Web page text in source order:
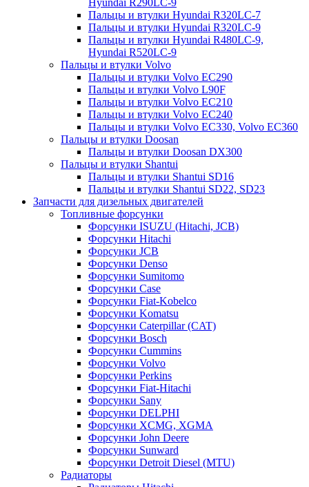
Пальцы и втулки Hyundai R320LC-7
Пальцы и втулки Hyundai R320LC-9
Пальцы и втулки Hyundai R480LC-9,
Hyundai R520LC-9
Пальцы и втулки Volvo
Пальцы и втулки Volvo EC290
Пальцы и втулки Volvo L90F
Пальцы и втулки Volvo EC210
Пальцы и втулки Volvo EC240
Пальцы и втулки Volvo EC330, Volvo EC360
Пальцы и втулки Doosan
Пальцы и втулки Doosan DX300
Пальцы и втулки Shantui
Пальцы и втулки Shantui SD16
Пальцы и втулки Shantui SD22, SD23
Запчасти для дизельных двигателей
Топливные форсунки
Форсунки ISUZU (Hitachi, JCB)
Форсунки Hitachi
Форсунки JCB
Форсунки Denso
Форсунки Sumitomo
Форсунки Case
Форсунки Fiat-Kobelco
Форсунки Komatsu
Форсунки Caterpillar (CAT)
Форсунки Bosch
Форсунки Cummins
Форсунки Volvo
Форсунки Perkins
Форсунки Fiat-Hitachi
Форсунки Sany
Форсунки DELPHI
Форсунки XCMG, XGMA
Форсунки John Deere
Форсунки Sunward
Форсунки Detroit Diesel (MTU)
Радиаторы